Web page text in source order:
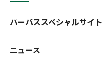
パーパススペシャルサイト
ニュース